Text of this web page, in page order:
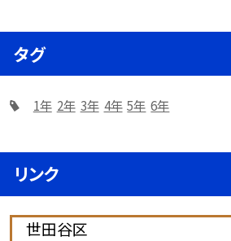
タグ
1年 2年 3年 4年 5年 6年
リンク
世田谷区